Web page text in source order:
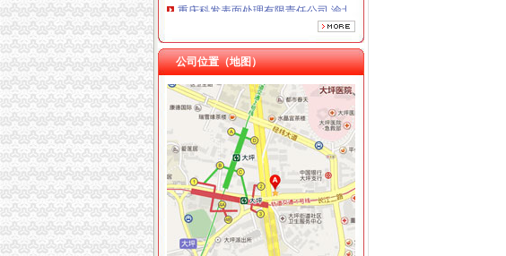
重庆德谋生产力促进中心有限公司 渝大10万 （工商注册）
川思博机械有限责任公司重庆分公司 渝江 （工商注册）
公司位置（地图）
渝中区重庆天地
重庆渝中区的重庆天地除了琳琅,还有哪些地方可以接办宴？_搜
【多图】渝中区重庆天地板式精装江景豪宅现房带人和街学指标,
重庆海外旅业（旅行社）集团有限公司渝中区重庆天地门市部
重庆市渝中区人民
重庆天地对渝中区的发展看来起到很大的作用……-重庆搜狐焦点
重庆天地写字楼|重庆市辖区渝中区重庆天地写字楼|地理位置|交通状况|